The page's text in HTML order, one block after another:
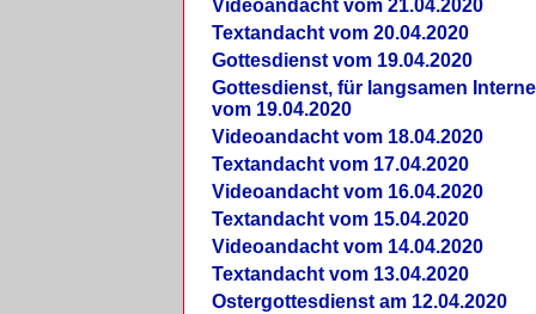
Videoandacht vom 21.04.2020
Textandacht vom 20.04.2020
Gottesdienst vom 19.04.2020
Gottesdienst, für langsamen
vom 19.04.2020
Videoandacht vom 18.04.2020
Textandacht vom 17.04.2020
Videoandacht vom 16.04.2020
Textandacht vom 15.04.2020
Videoandacht vom 14.04.2020
Textandacht vom 13.04.2020
Ostergottesdienst am 12.04.2020